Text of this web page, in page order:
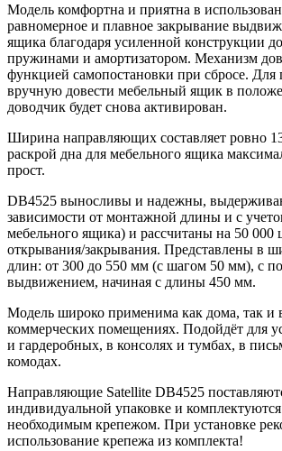
Модель комфортна и приятна в
равномерное и плавное закрывание
ящика благодаря усиленной конструкции
пружинами и амортизатором. Механизм
функцией самопостановки при сбросе. Для
вручную довести мебельный ящик в
доводчик будет снова активирован.
Ширина направляющих составляет ровно
раскрой дна для мебельного ящика
прост.
DB4525 выносливы и надежны,
зависимости от монтажной длины и с
мебельного ящика) и рассчитаны на 50 000
открывания/закрывания. Представлены в
длин: от 300 до 550 мм (с шагом 50 мм), с
выдвижением, начиная с длины 450 мм.
Модель широко применима как дома, так и
коммерческих помещениях. Подойдёт для
и гардеробных, в консолях и тумбах, в
комодах.
Направляющие Satellite DB4525
индивидуальной упаковке и
необходимым крепежом. При установке
использование крепежа из комплекта!